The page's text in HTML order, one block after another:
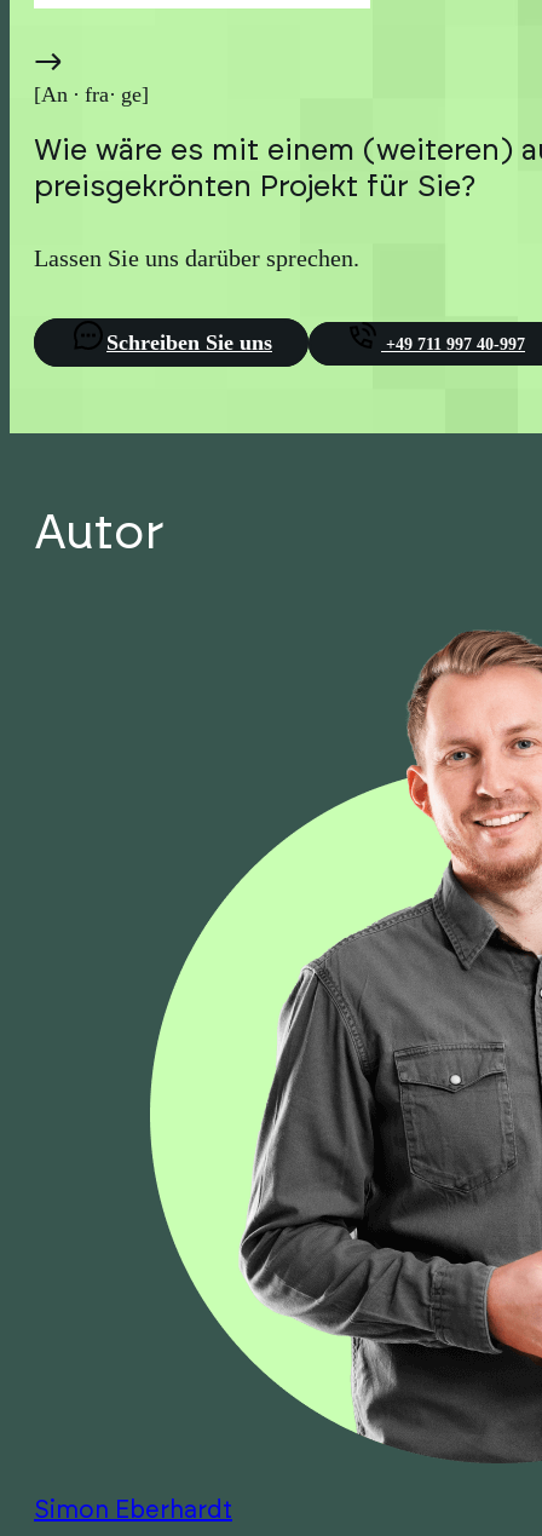
[An · fra· ge]
Wie wäre es mit einem (weiteren)
preisgekrönten Projekt für Sie?
Lassen Sie uns darüber sprechen.
Schreiben Sie uns +49 711 997 40-997
Autor
Simon Eberhardt